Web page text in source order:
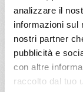
analizzare il
informazioni sul
nostri partner
pubblicità e
con altre
raccolto dal tuo